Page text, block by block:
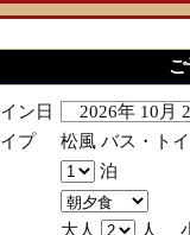
ン日
2026年 10
プ
松風 バス・ト
泊
大人 人